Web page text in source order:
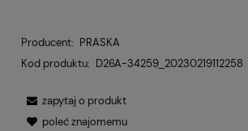
Producent: PRASKA
Kod produktu: D26A-34259_20230219112258
zapytaj o produkt
poleć znajomemu